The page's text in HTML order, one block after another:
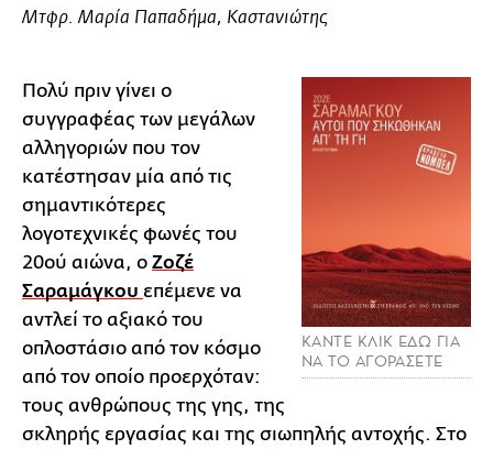
Mτφρ. Μαρία Παπαδήμα, Καστανιώτης
ΚΑΝΤΕ ΚΛΙΚ ΕΔΩ ΓΙΑ
ΝΑ ΤΟ ΑΓΟΡΑΣΕΤΕ
Πολύ πριν γίνει ο
συγγραφέας των μεγάλων
αλληγοριών που τον
κατέστησαν μία από τις
σημαντικότερες
λογοτεχνικές φωνές του
20ού αιώνα, ο Ζοζέ
Σαραμάγκου επέμενε να
αντλεί το αξιακό του
οπλοστάσιο από τον κόσμο
από τον οποίο προερχόταν:
τους ανθρώπους της γης, της
σκληρής εργασίας και της σιωπηλής αντοχής. Στο